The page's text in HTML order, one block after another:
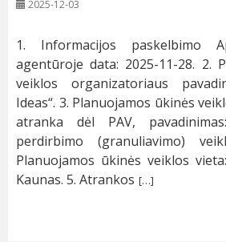
2025-12-03
1. Informacijos paskelbimo
agentūroje data: 2025-11-28. 2.
veiklos organizatoriaus
Ideas“. 3. Planuojamos ūkinės
atranka dėl PAV,
perdirbimo (granuliavimo)
Planuojamos ūkinės veiklos
Kaunas. 5. Atrankos […]